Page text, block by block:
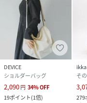
DEVICE
ショルダーバッグ
2,090円 34%OFF
19ポイント(1倍)
ikka
そ
279